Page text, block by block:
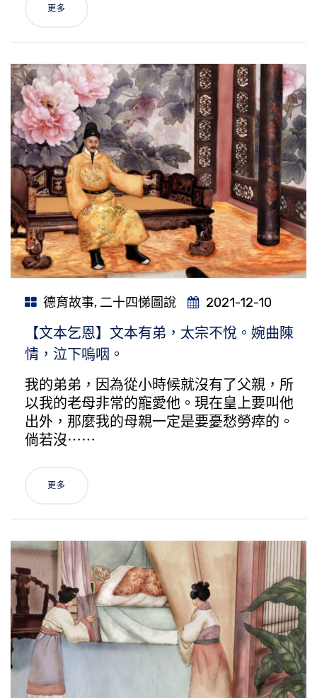
更多
德育故事, 二十四悌圖說 2021-12-10
【文本乞恩】文本有弟，太宗不悅。婉曲陳
情，泣下嗚咽。
我的弟弟，因為從小時候就沒有了父親，所
以我的老母非常的寵愛他。現在皇上要叫他
出外，那麼我的母親一定是要憂愁勞瘁的。
倘若沒⋯⋯
更多